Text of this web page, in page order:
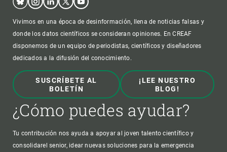
Vivimos en una época de desinformación, llena de noticias falsas y
donde los datos científicos se consideran opiniones. En CREAF
disponemos de un equipo de periodistas, científicos y diseñadores
dedicados a la difusión del conocimiento.
SUSCRÍBETE AL
BOLETÍN
¡LEE NUESTRO
BLOG!
¿Cómo puedes ayudar?
Tu contribución nos ayuda a apoyar al joven talento científico y
consolidarel senior, idear nuevas soluciones para la emergencia